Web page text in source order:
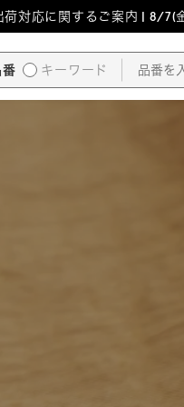
対応に関するご案内 | 8/7(
番 キーワード